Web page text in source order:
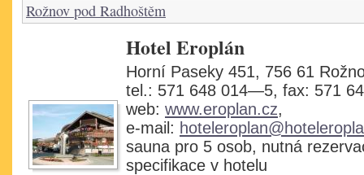
Rožnov pod Radhoštěm
Hotel Eroplán
Horní Paseky 451, 756 61
tel.: 571 648 014—5, fax: 571
web: www.eroplan.cz,
e-mail:
sauna pro 5 osob, nutná
specifikace v hotelu